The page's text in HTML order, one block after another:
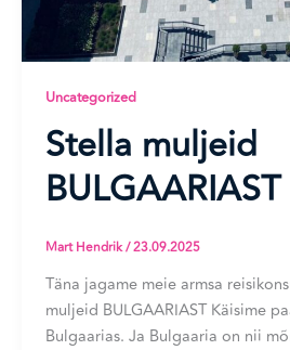
Uncategorized
Stella muljeid
BULGAARIAST
Mart Hendrik/23.09.2025
Täna jagame meie armsa
muljeid BULGAARIAST Käisime
Bulgaarias. Ja Bulgaaria on nii